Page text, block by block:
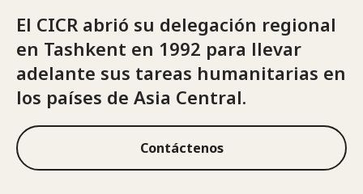
El CICR abrió su delegación regional
en Tashkent en 1992 para llevar
adelante sus tareas humanitarias en
los países de Asia Central.
Contáctenos